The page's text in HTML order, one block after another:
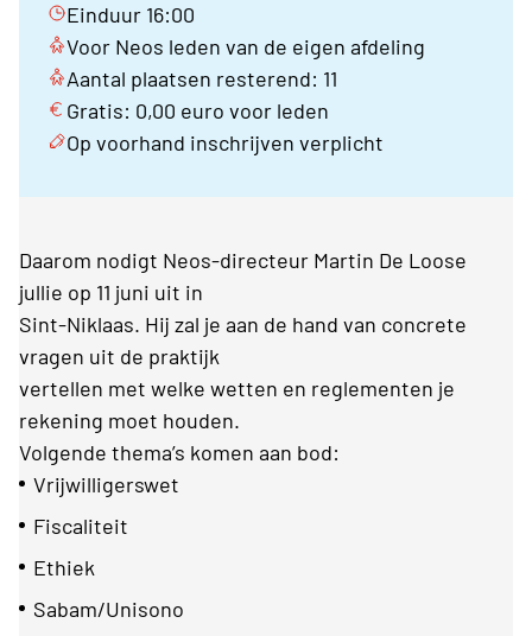
Einduur 16:00
Voor Neos leden van de eigen afdeling
Aantal plaatsen resterend: 11
Gratis: 0,00 euro voor leden
Op voorhand inschrijven verplicht
Daarom nodigt Neos-directeur Martin De Loose
jullie op 11 juni uit in
Sint-Niklaas. Hij zal je aan de hand van concrete
vragen uit de praktijk
vertellen met welke wetten en reglementen je
rekening moet houden.
Volgende thema’s komen aan bod:
Vrijwilligerswet
Fiscaliteit
Ethiek
Sabam/Unisono